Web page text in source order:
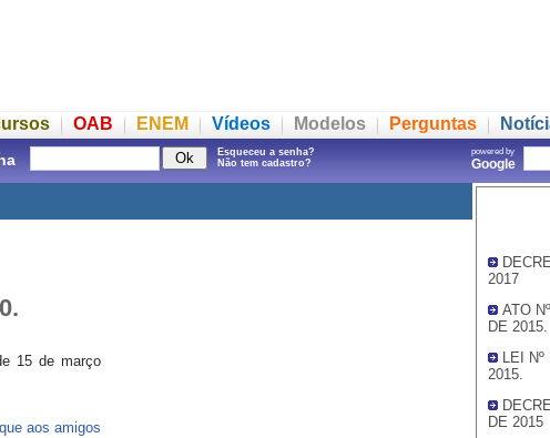
OAB ENEM Vídeos Modelos Perguntas
Esqueceu a senha?
Não tem cadastro?
powered by
Google
2017
ATO
DE 2015.
LEI
2015.
DE 2015
15 de março
aos amigos